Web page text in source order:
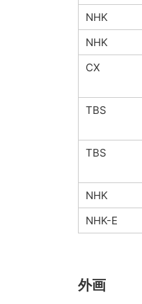
NHK
NHK
CX
TBS
TBS
NHK
NHK-E
外画